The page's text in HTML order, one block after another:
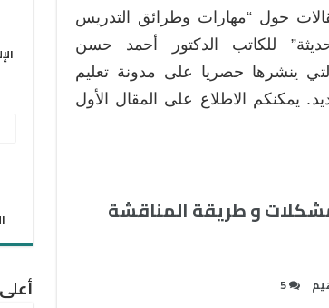
حول “مهارات وطرائق التدريس
للكاتب الدكتور أحمد حسن
ينشرها حصريا على مدونة تعليم
يمكنكم الاطلاع على المقال الأول
و طريقة المناقشة
5